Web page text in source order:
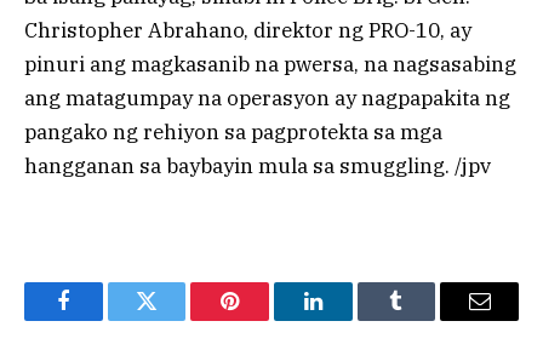
Christopher Abrahano, direktor ng PRO-10, ay
pinuri ang magkasanib na pwersa, na nagsasabing
ang matagumpay na operasyon ay nagpapakita ng
pangako ng rehiyon sa pagprotekta sa mga
hangganan sa baybayin mula sa smuggling. /jpv
FacebookTwitter Pinterest LinkedInTumblr Email